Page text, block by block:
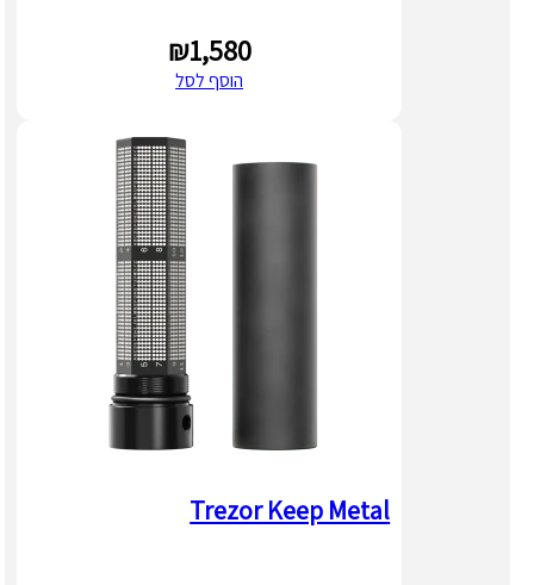
₪1,580
הוסף לסל
Trezor Keep Metal